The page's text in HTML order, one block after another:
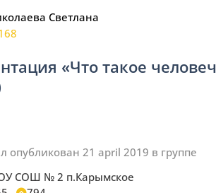
Светлана
«Что такое
опубликован 21 april 2019 в группе
СОШ № 2 п.Карымское